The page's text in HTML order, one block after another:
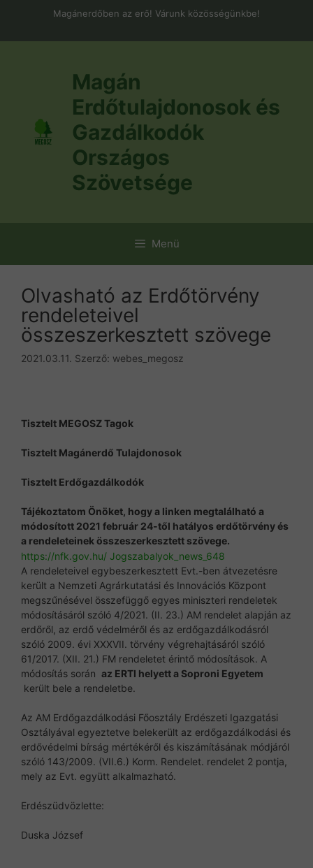
Magánerdőben az erő! Várunk közösségünkbe!
Magán
Erdőtulajdonosok és
Gazdálkodók
Országos
Szövetsége
Menü
Olvasható az Erdőtörvény
rendeleteivel
összeszerkesztett szövege
2021.03.11. Szerző: webes_megosz
Tisztelt MEGOSZ Tagok
Tisztelt Magánerdő Tulajdonosok
Tisztelt Erdőgazdálkodók
Tájékoztatom Önöket, hogy a linken megtalálható a
módosított 2021 február 24-től hatályos erdőtörvény és
a rendeleteinek összeszerkesztett szövege.
https://nfk.gov.hu/ Jogszabalyok_news_648
A rendeleteivel egybeszerkesztett Evt.-ben átvezetésre
került a Nemzeti Agrárkutatási és Innovációs Központ
megszűnésével összefüggő egyes miniszteri rendeletek
módosításáról szóló 4/2021. (II. 23.) AM rendelet alapján az
erdőről, az erdő védelméről és az erdőgazdálkodásról
szóló 2009. évi XXXVII. törvény végrehajtásáról szóló
61/2017. (XII. 21.) FM rendeletet érintő módosítások. A
módosítás során az ERTI helyett a Soproni Egyetem
került bele a rendeletbe.
Az AM Erdőgazdálkodási Főosztály Erdészeti Igazgatási
Osztályával egyeztetve belekerült az erdőgazdálkodási és
erdővédelmi bírság mértékéről és kiszámításának módjáról
szóló 143/2009. (VII.6.) Korm. Rendelet. rendelet 2 pontja,
mely az Evt. együtt alkalmazható.
Erdészüdvözlette:
Duska József